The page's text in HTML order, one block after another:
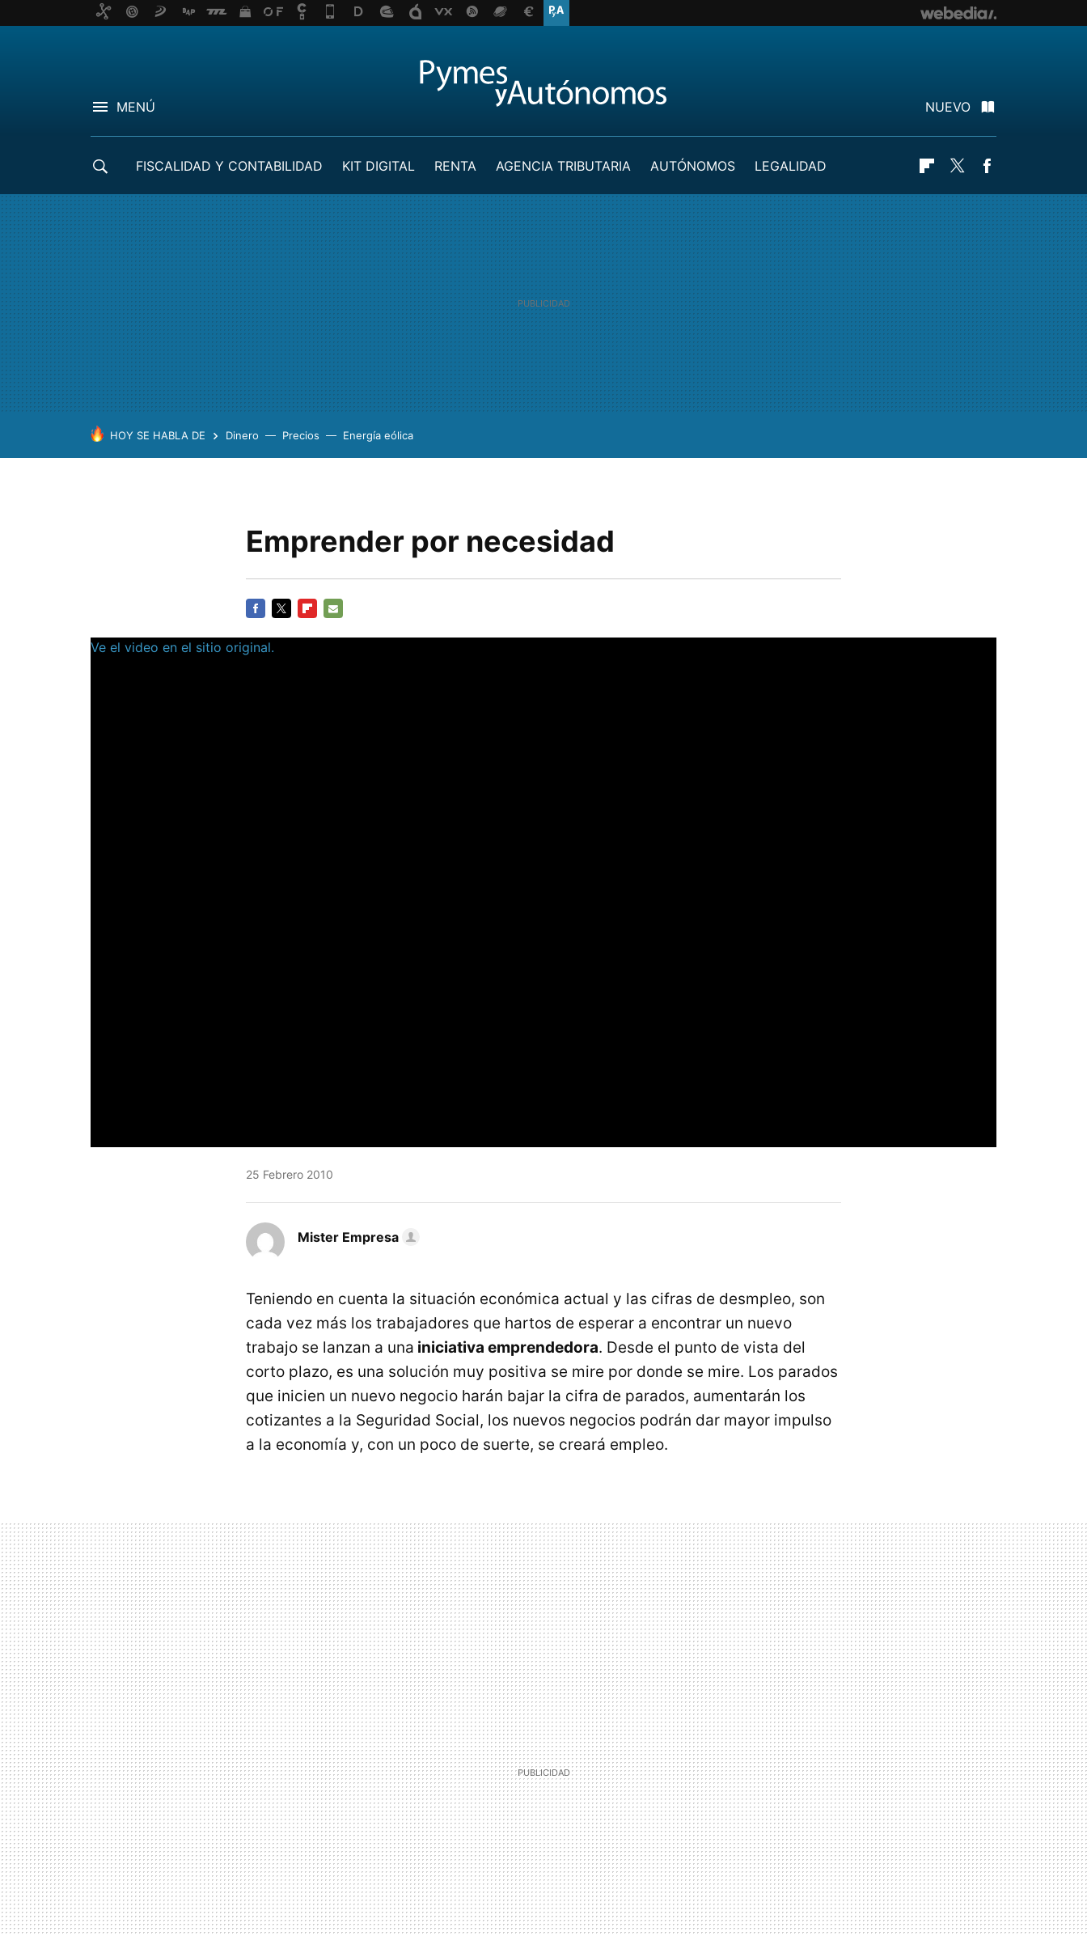
MENÚ NUEVO
FISCALIDAD Y CONTABILIDAD KIT DIGITAL RENTA AGENCIA TRIBUTARIA AUTÓNOMOS
LEGALIDAD
Flipboard
Twitter
HOY SE HABLA DE Dinero Precios Energía eólica
Emprender por necesidad
Ve el video en el sitio original.
25 Febrero 2010
Mister Empresa
Teniendo en cuenta la situación económica actual y las cifras de desmpleo, son
cada vez más los trabajadores que hartos de esperar a encontrar un nuevo
trabajo se lanzan a una iniciativa emprendedora. Desde el punto de vista del
corto plazo, es una solución muy positiva se mire por donde se mire. Los parados
que inicien un nuevo negocio harán bajar la cifra de parados, aumentarán los
cotizantes a la Seguridad Social, los nuevos negocios podrán dar mayor impulso
a la economía y, con un poco de suerte, se creará empleo.